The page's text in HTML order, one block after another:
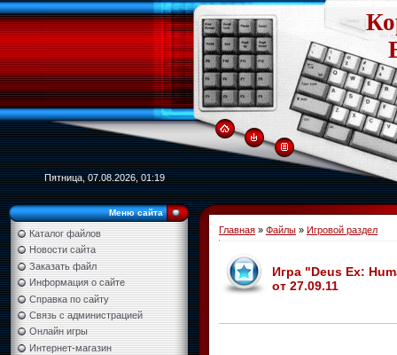
Пятница, 07.08.2026, 01:19
Меню сайта
Каталог файлов
Новости сайта
Заказать файл
Информация о сайте
Справка по сайту
Связь с администрацией
Онлайн игры
Интернет-магазин
Главная » Файлы » Игровой раздел
Игра "Deus Ex:
от 27.09.11